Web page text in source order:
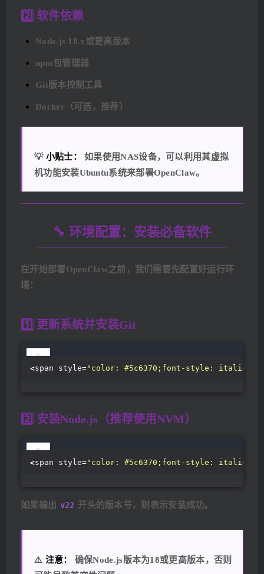
2️⃣ 软件依赖
Node.js 18.x或更高版本
npm包管理器
Git版本控制工具
Docker（可选，推荐）
💡 小贴士：
如果使用NAS设备，可以利用其虚拟
机功能安装Ubuntu系统来部署OpenClaw。
🔧 环境配置：安装必备软件
在开始部署OpenClaw之前，我们需要先配置好运行环
境：
1️⃣ 更新系统并安装Git
<span style="color: #5c6370;font-style:
2️⃣ 安装Node.js（推荐使用NVM）
<span style="color: #5c6370;font-style:
如果输出 v22 开头的版本号，则表示安装成功。
⚠️ 注意：
确保Node.js版本为18或更高版本，否则